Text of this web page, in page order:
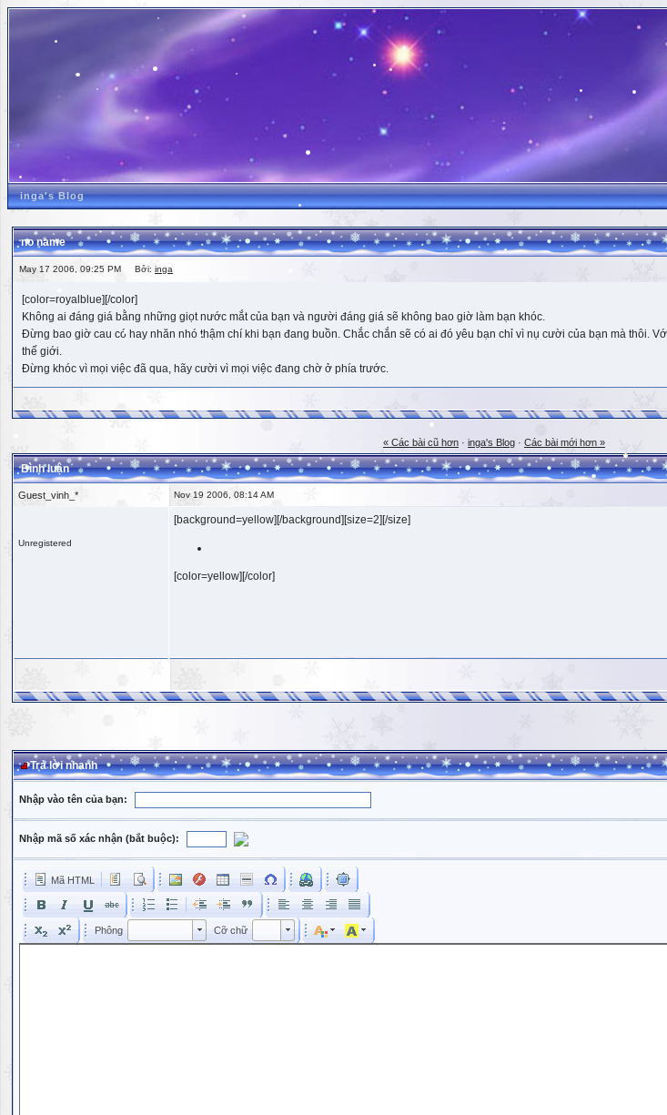
inga's Blog
no name
May 17 2006, 09:25 PM Bởi: inga
[color=royalblue][/color]
Không ai đáng giá bằng những giọt nước mắt của bạn và người đáng giá sẽ không bao giờ làm bạn khóc.
Đừng bao giờ cau có hay nhăn nhó thậm chí khi bạn đang buồn. Chắc chắn sẽ có ai đó yêu bạn chỉ vì nụ cười của bạn mà thôi.
thế giới.
Đừng khóc vì mọi việc đã qua, hãy cười vì mọi việc đang chờ ở phía trước.
« Các bài cũ hơn · inga's Blog · Các bài mới hơn »
Bình luận
Guest_vinh_* Nov 19 2006, 08:14 AM
Unregistered
[background=yellow][/background][size=2][/size]
[color=yellow][/color]
Trả lời nhanh
Nhập vào tên của bạn:
Nhập mã số xác nhận (bắt buộc):
Mã HTML
Phông Cỡ chữ Kích cỡ phông